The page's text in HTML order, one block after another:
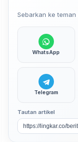
Sebarkan ke
WhatsApp
Telegram
Tautan artikel